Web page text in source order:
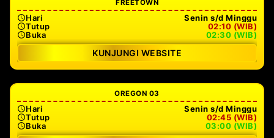
FREETOWN
Hari
Senin s/d Minggu
Tutup
02:10 (WIB)
Buka
02:30 (WIB)
KUNJUNGI WEBSITE
OREGON 03
Hari
Senin s/d Minggu
Tutup
02:45 (WIB)
Buka
03:00 (WIB)